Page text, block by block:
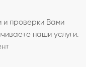
и проверки Вами
наши услуги.